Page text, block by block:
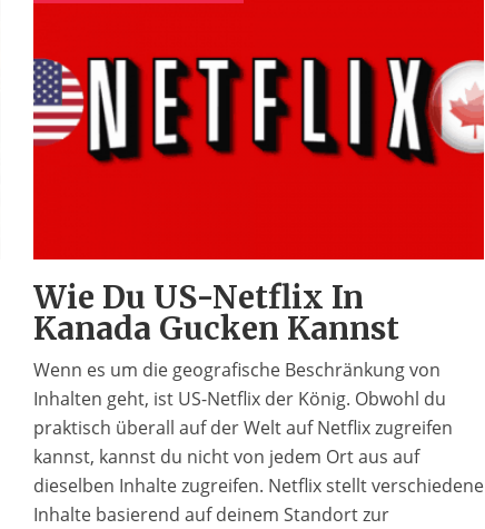
Wie Du US-Netflix In
Kanada Gucken Kannst
Wenn es um die geografische Beschränkung von
Inhalten geht, ist US-Netflix der König. Obwohl du
praktisch überall auf der Welt auf Netflix zugreifen
kannst, kannst du nicht von jedem Ort aus auf
dieselben Inhalte zugreifen. Netflix stellt verschiedene
Inhalte basierend auf deinem Standort zur